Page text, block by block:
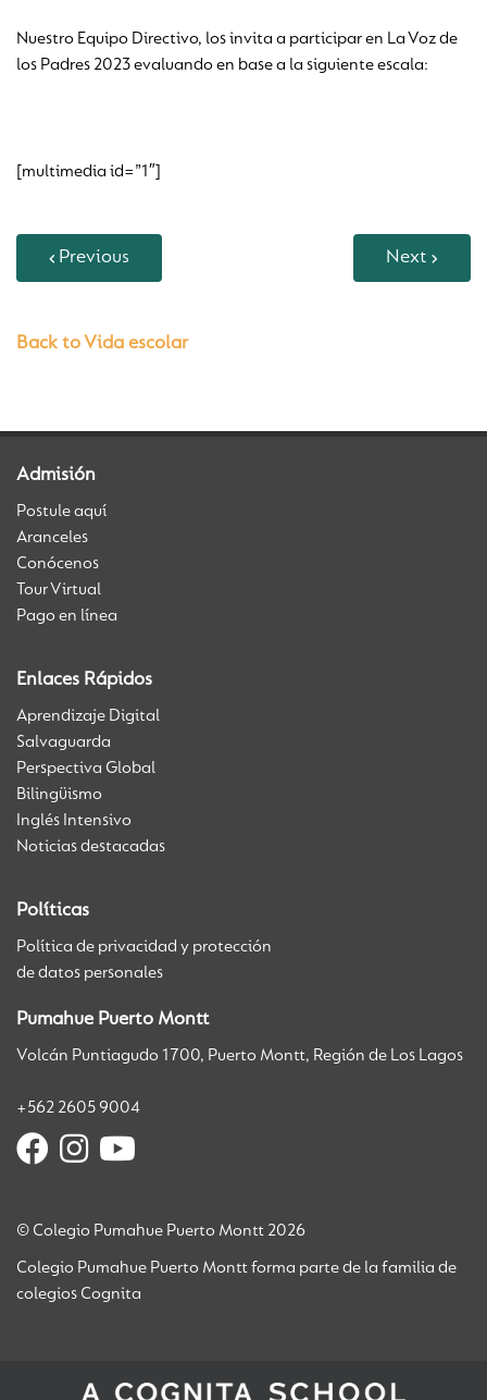
Nuestro Equipo Directivo, los invita a participar en La Voz de
los Padres 2023 evaluando en base a la siguiente escala:
[multimedia id=”1″]
Previous Next
Back to Vida escolar
Admisión
Postule aquí
Aranceles
Conócenos
Tour Virtual
Pago en línea
Enlaces Rápidos
Aprendizaje Digital
Salvaguarda
Perspectiva Global
Bilingüismo
Inglés Intensivo
Noticias destacadas
Políticas
Política de privacidad y protección
de datos personales
Pumahue Puerto Montt
Volcán Puntiagudo 1700, Puerto Montt, Región de Los Lagos
+562 2605 9004
© Colegio Pumahue Puerto Montt 2026
Colegio Pumahue Puerto Montt forma parte de la familia de
colegios Cognita